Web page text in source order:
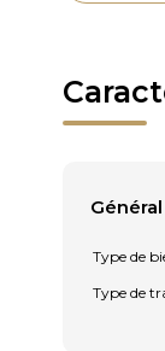
Général
Type de
Type de